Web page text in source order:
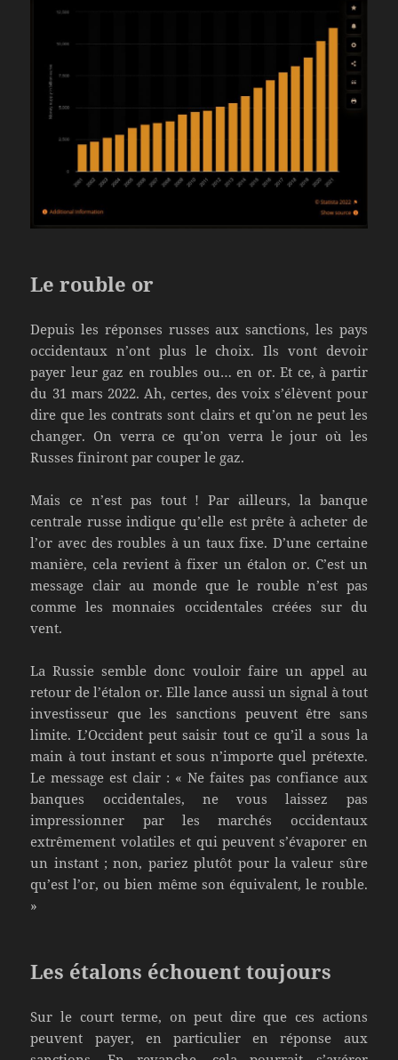
Le rouble or
Depuis les réponses russes aux sanctions, les pays
occidentaux n’ont plus le choix. Ils vont devoir
payer leur gaz en roubles ou… en or. Et ce, à partir
du 31 mars 2022. Ah, certes, des voix s’élèvent pour
dire que les contrats sont clairs et qu’on ne peut les
changer. On verra ce qu’on verra le jour où les
Russes finiront par couper le gaz.
Mais ce n’est pas tout ! Par ailleurs, la banque
centrale russe indique qu’elle est prête à acheter de
l’or avec des roubles à un taux fixe. D’une certaine
manière, cela revient à fixer un étalon or. C’est un
message clair au monde que le rouble n’est pas
comme les monnaies occidentales créées sur du
vent.
La Russie semble donc vouloir faire un appel au
retour de l’étalon or. Elle lance aussi un signal à tout
investisseur que les sanctions peuvent être sans
limite. L’Occident peut saisir tout ce qu’il a sous la
main à tout instant et sous n’importe quel prétexte.
Le message est clair : « Ne faites pas confiance aux
banques occidentales, ne vous laissez pas
impressionner par les marchés occidentaux
extrêmement volatiles et qui peuvent s’évaporer en
un instant ; non, pariez plutôt pour la valeur sûre
qu’est l’or, ou bien même son équivalent, le rouble.
»
Les étalons échouent toujours
Sur le court terme, on peut dire que ces actions
peuvent payer, en particulier en réponse aux